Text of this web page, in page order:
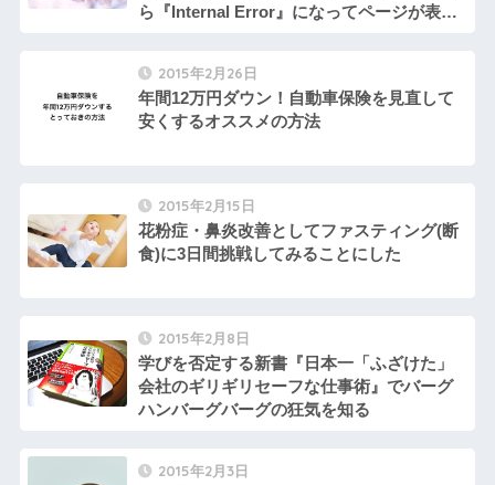
ら『Internal Error』になってページが表示
2015年2月26日
年間12万円ダウン！自動車保険を見直して
安くするオススメの方法
2015年2月15日
花粉症・鼻炎改善としてファスティング(断
食)に3日間挑戦してみることにした
2015年2月8日
学びを否定する新書『日本一「ふざけた」
会社のギリギリセーフな仕事術』でバーグ
ハンバーグバーグの狂気を知る
2015年2月3日